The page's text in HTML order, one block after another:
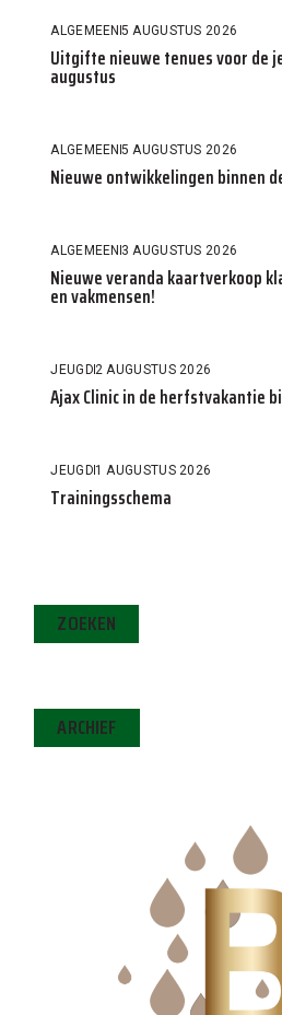
ALGEMEEN5 AUGUSTUS 2026
Uitgifte nieuwe tenues voor de
augustus
ALGEMEEN5 AUGUSTUS 2026
Nieuwe ontwikkelingen binnen
ALGEMEEN3 AUGUSTUS 2026
Nieuwe veranda kaartverkoop
en vakmensen!
JEUGD2 AUGUSTUS 2026
Ajax Clinic in de herfstvakantie
JEUGD1 AUGUSTUS 2026
Trainingsschema
ZOEKEN
ARCHIEF